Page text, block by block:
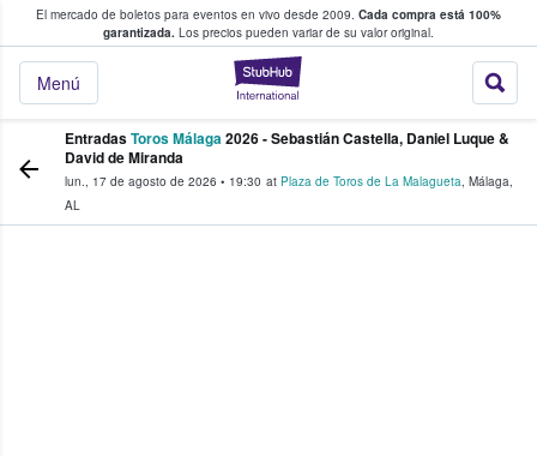
El mercado de boletos para eventos en vivo desde 2009. Cada compra está 100%
garantizada. Los precios pueden variar de su valor original.
StubHub: donde
Menú
fans compran y venden boletos
EntradasToros Málaga2026 - Sebastián Castella, Daniel Luque &
David de Miranda
lun., 17 de agosto de 2026 • 19:30 at Plaza de Toros de La Malagueta, Málaga,
AL